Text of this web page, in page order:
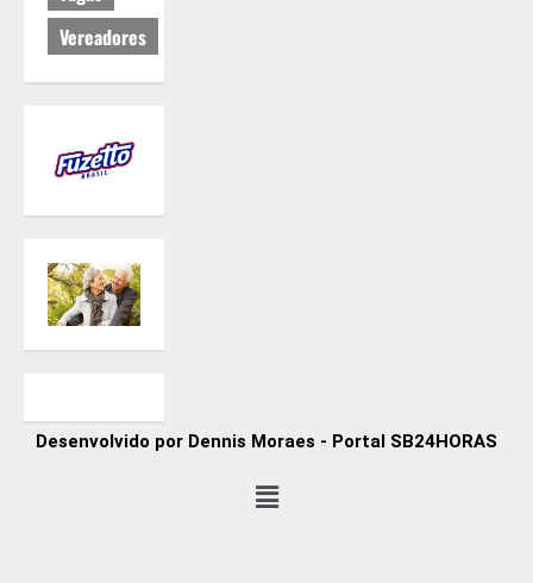
Vereadores
Desenvolvido por Dennis Moraes - Portal SB24HORAS